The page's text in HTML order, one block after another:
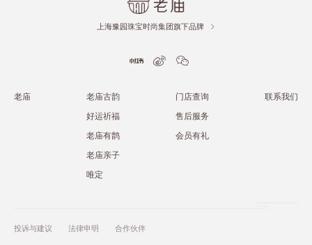
上海豫园珠宝时尚集团旗下品牌
老庙
老庙古韵
好运祈福
老庙有鹊
老庙亲子
唯定
门店查询
售后服务
会员有礼
联系我们
投诉与建议 法律申明
合作伙伴